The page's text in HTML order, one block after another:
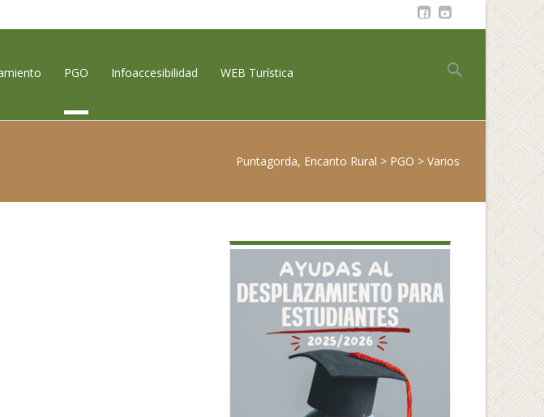
PGO Infoaccesibilidad WEB Turística
Buscar:
Puntagorda, Encanto Rural > PGO > Varios